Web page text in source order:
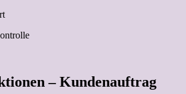
– Kundenauftrag